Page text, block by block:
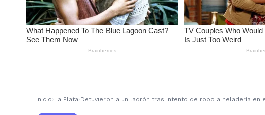
Inicio ›La Plata›Detuvieron a un ladrón tras intento de robo a heladería en